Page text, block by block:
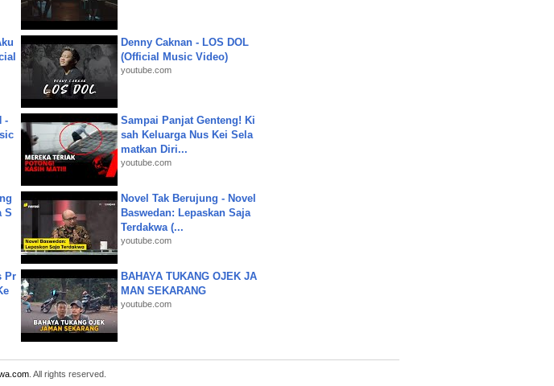
Denny Caknan - LOS DOL
(Official Music Video)
youtube.com
-
Sampai Panjat Genteng! Ki
sah Keluarga Nus Kei Sela
matkan Diri...
youtube.com
S
Novel Tak Berujung - Novel
Baswedan: Lepaskan Saja
Terdakwa (...
youtube.com
Pr
BAHAYA TUKANG OJEK JA
MAN SEKARANG
youtube.com
. All rights reserved.